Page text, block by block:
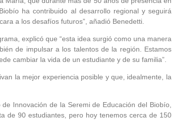
ha contribuido al desarrollo regional y seguirá
a los desafíos futuros”, añadió Benedetti.
explicó que “esta idea surgió como una manera
de impulsar a los talentos de la región. Estamos
cambiar la vida de un estudiante y de su familia”.
la mejor experiencia posible y que, idealmente, la
Innovación de la Seremi de Educación del Biobío,
de 90 estudiantes, pero hoy tenemos cerca de 150